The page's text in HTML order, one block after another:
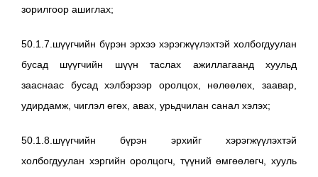
зорилгоор ашиглах;
50.1.7.шүүгчийн бүрэн эрхээ хэрэгжүүлэхтэй холбогдуулан
бусад шүүгчийн шүүн таслах ажиллагаанд хуульд
зааснаас бусад хэлбэрээр оролцох, нөлөөлөх, заавар,
удирдамж, чиглэл өгөх, авах, урьдчилан санал хэлэх;
50.1.8.шүүгчийн бүрэн эрхийг хэрэгжүүлэхтэй
холбогдуулан хэргийн оролцогч, түүний өмгөөлөгч, хууль